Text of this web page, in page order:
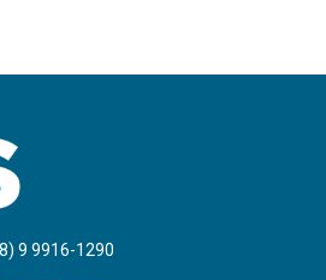
9 9916-1290